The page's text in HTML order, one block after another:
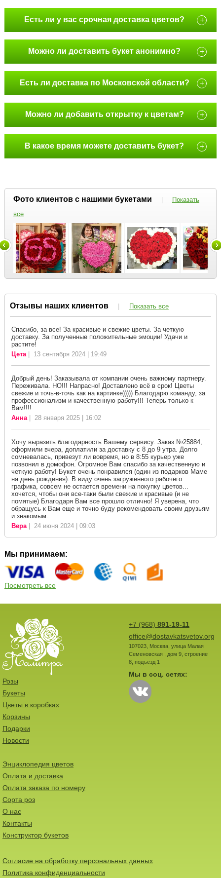
Есть ли у вас срочная доставка цветов? +
Можно ли доставить букет анонимно? +
Есть ли доставка по Московской области? +
Можно ли добавить открытку к цветам? +
В какое время можете доставить букет? +
Фото клиентов с нашими букетами |
Показать
все
Отзывы наших клиентов | Показать все
Спасибо, за все! За красивые и свежие цветы. За четкую
доставку. За полученные положительные эмоции! Удачи и
растите!
Цета| 13 сентября 2024 | 19:49
Добрый день! Заказывала от компании очень важному партнеру.
Переживала. НО!!! Напрасно! Доставлено всё в срок! Цветы
свежие и точь-в-точь как на картинке))))) Благодарю команду, за
профессионализм и качественную работу!!! Теперь только к
Вам!!!!
Анна| 28 января 2025 | 16:02
Хочу выразить благодарность Вашему сервису. Заказ №25884,
оформили вчера, доплатили за доставку с 8 до 9 утра. Долго
сомневалась, привезут ли вовремя, но в 8:55 курьер уже
позвонил в домофон. Огромное Вам спасибо за качественную и
четкую работу! Букет очень понравился (один из подарков Маме
на день рождения). В виду очень загруженного рабочего
графика, совсем не остается времени на покупку цветов...
хочется, чтобы они все-таки были свежие и красивые (и не
помятые) Благодаря Вам все прошло отлично! Я уверена, что
обращусь к Вам еще и точно буду рекомендовать своим друзьям
и знакомым.
Вера| 24 июня 2024 | 09:03
Мы принимаем:
Посмотреть все
+7 (968) 891-19-11
office@dostavkatsvetov.org
107023, Москва, улица Малая
Семеновская , дом 9, строение
8, подъезд 1
Мы в соц. сетях:
Розы
Букеты
Цветы в коробках
Корзины
Подарки
Новости
Энциклопедия цветов
Оплата и доставка
Оплата заказа по номеру
Сорта роз
О нас
Контакты
Конструктор букетов
Согласие на обработку персональных данных
Политика конфиденциальности